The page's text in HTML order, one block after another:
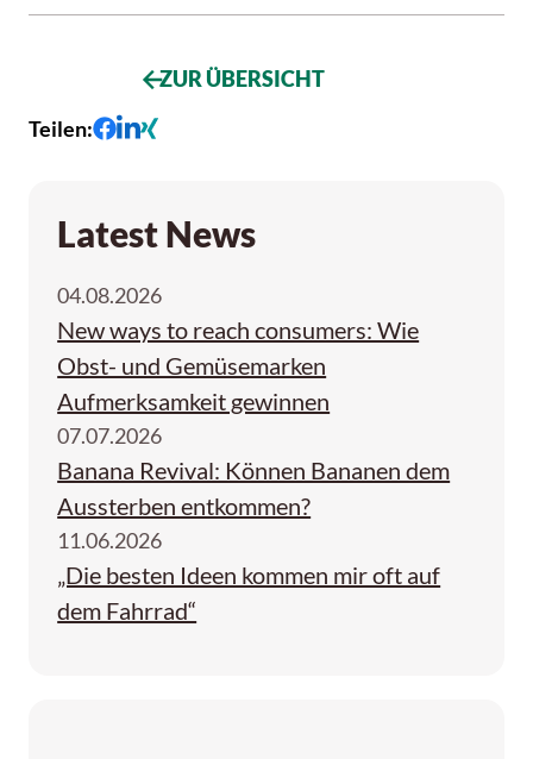
ZUR ÜBERSICHT
Teilen:
Latest News
04.08.2026
New ways to reach consumers: Wie
Obst- und Gemüsemarken
Aufmerksamkeit gewinnen
07.07.2026
Banana Revival: Können Bananen dem
Aussterben entkommen?
11.06.2026
„Die besten Ideen kommen mir oft auf
dem Fahrrad“